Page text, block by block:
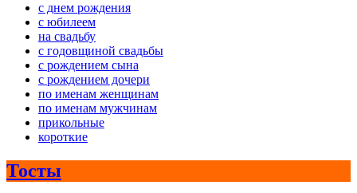
с днем рождения
с юбилеем
на свадьбу
с годовщиной свадьбы
с рождением сына
с рождением дочери
по именам женщинам
по именам мужчинам
прикольные
короткие
Тосты